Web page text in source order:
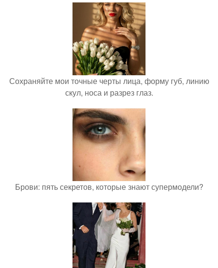
Сохраняйте мои точные черты лица, форму губ, линию
скул, носа и разрез глаз.
Брови: пять секретов, которые знают супермодели?